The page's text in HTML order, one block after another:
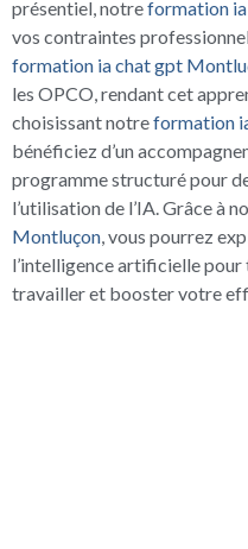
présentiel, notreformation
vos contraintes
formation ia chat gpt
les OPCO, rendant cet
choisissant notreformation
bénéficiez d’un
programme structuré pour
l’utilisation de l’IA. Grâce à
Montluçon, vous pourrez
l’intelligence artificielle
travailler et booster votre